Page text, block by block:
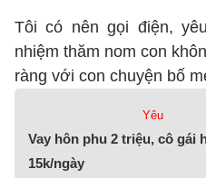
Tôi có nên gọi điện,
nhiệm thăm nom con
ràng với con chuyện bố
Yêu
Vay hôn phu 2 triệu, cô gái
15k/ngày